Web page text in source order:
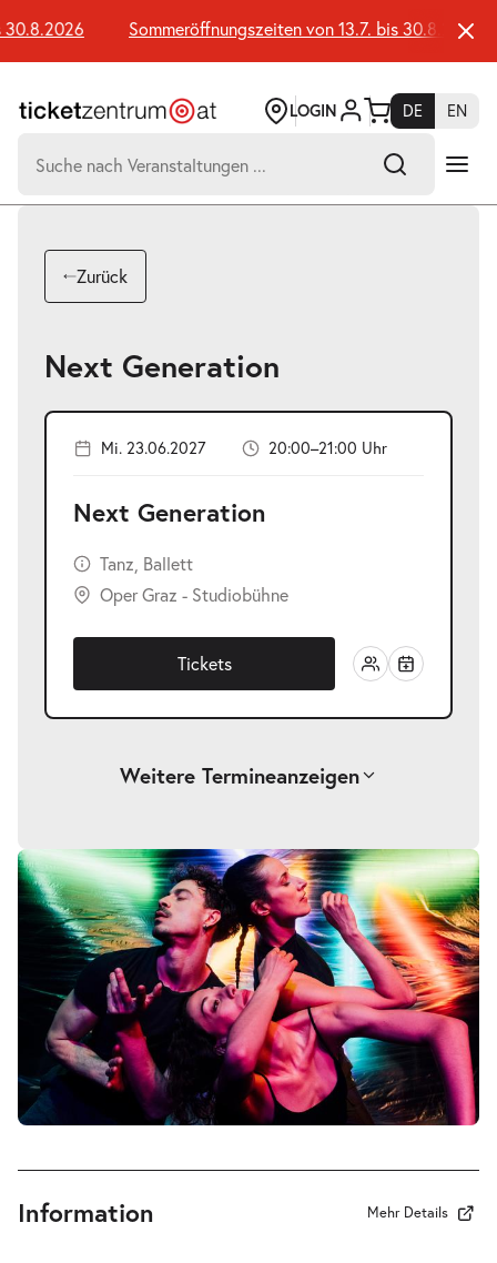
Seiteninhalt
springen
Sommeröffnungszeiten von 13.7. bis 30.8.2026
LOGIN DE
EN
nach:
Suchtreffer:
Zurück
Next Generation
Mi. 23.06.2027 20:00–21:00 Uhr
Next Generation
Tanz, Ballett
Oper Graz - Studiobühne
Tickets
Weitere Termineanzeigen
Next Generation-
Do.
10.06.2027
Do. 10.06.2027
20:00–21:00 Uhr
Tickets
Next Generation-
Sa.
12.06.2027
Sa. 12.06.2027
Tickets
Information Mehr Details